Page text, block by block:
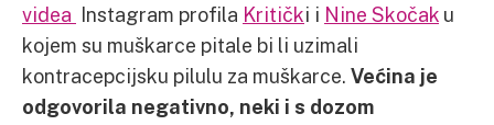
videa Instagram profila Kritički i Nine Skočak u
kojem su muškarce pitale bi li uzimali
kontracepcijsku pilulu za muškarce. Većina je
odgovorila negativno, neki i s dozom